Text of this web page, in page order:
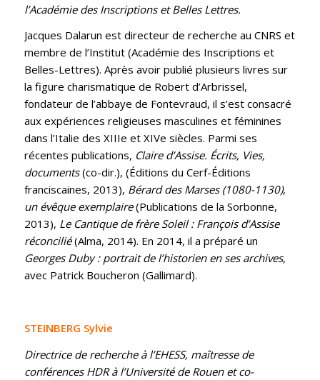
l’Académie des Inscriptions et Belles Lettres.
Jacques Dalarun est directeur de recherche au CNRS et
membre de l’Institut (Académie des Inscriptions et
Belles-Lettres). Après avoir publié plusieurs livres sur
la figure charismatique de Robert d’Arbrissel,
fondateur de l’abbaye de Fontevraud, il s’est consacré
aux expériences religieuses masculines et féminines
dans l’Italie des XIIIe et XIVe siècles. Parmi ses
récentes publications, Claire d’Assise. Écrits, Vies,
documents(co-dir.), (Éditions du Cerf-Éditions
franciscaines, 2013), Bérard des Marses (1080-1130),
un évêque exemplaire(Publications de la Sorbonne,
2013), Le Cantique de frère Soleil : François d’Assise
réconcilié(Alma, 2014). En 2014, il a préparé un
Georges Duby : portrait de l’historien en ses archives,
avec Patrick Boucheron (Gallimard).
STEINBERG Sylvie
Directrice de recherche à l’EHESS, maîtresse de
conférences HDR à l’Université de Rouen et co-